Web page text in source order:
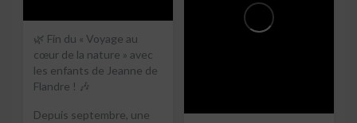
🌿 Fin du « Voyage au
cœur de la nature » avec
les enfants de Jeanne de
Flandre ! 🎶
Depuis septembre, une